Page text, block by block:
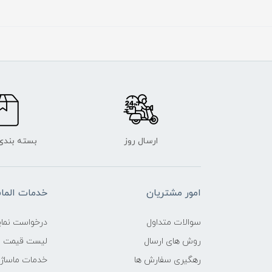
ارسال روز بسته
امور مشتریان
سوالات متداول
روش های ارسال
رهگیری سفارش ها
خدمات
درخواست
لیست قیمت
خدمات ماساژ